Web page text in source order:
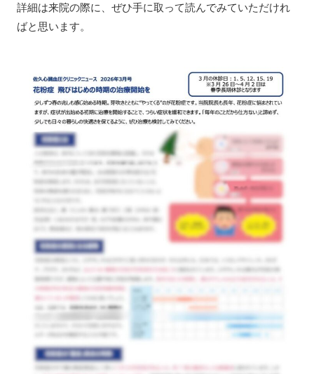
詳細は来院の際に、ぜひ手に取って読んでみていただけれ
ばと思います。